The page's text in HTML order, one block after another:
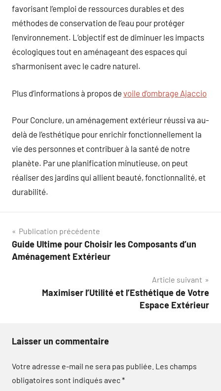
favorisant l’emploi de ressources durables et des
méthodes de conservation de l’eau pour protéger
l’environnement. L’objectif est de diminuer les impacts
écologiques tout en aménageant des espaces qui
s’harmonisent avec le cadre naturel.
Plus d’informations à propos de voile d’ombrage Ajaccio
Pour Conclure, un aménagement extérieur réussi va au-
delà de l’esthétique pour enrichir fonctionnellement la
vie des personnes et contribuer à la santé de notre
planète. Par une planification minutieuse, on peut
réaliser des jardins qui allient beauté, fonctionnalité, et
durabilité.
Navigation
de
Publication précédente
Guide Ultime pour Choisir les Composants d’un
Aménagement Extérieur
Article suivant
Maximiser l’Utilité et l’Esthétique de Votre
Espace Extérieur
Laisser un commentaire
Votre adresse e-mail ne sera pas publiée. Les champs
obligatoires sont indiqués avec*